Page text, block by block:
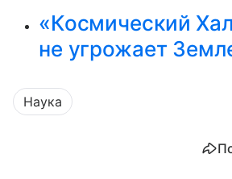
«Космический
не угрожает
Наука